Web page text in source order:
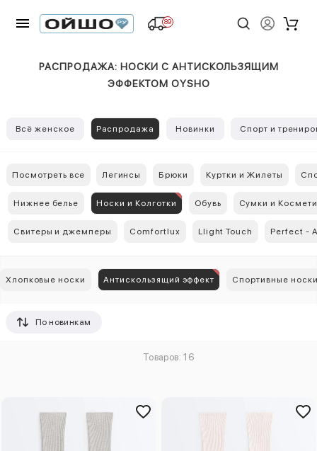
89
РАСПРОДАЖА: НОСКИ С АНТИСКОЛЬЗЯЩИМ
ЭФФЕКТОМ OYSHO
Всё женское Распродажа Новинки Спорт и
Посмотреть все Легинсы Брюки Куртки и Жилеты
Нижнее белье Носки и Колготки Обувь Сумки и
Свитеры и джемперы Comfortlux Llight Touch Perfect -
Хлопковые носки Антискользящий эффект Спортивные
По новинкам
Товаров: 16